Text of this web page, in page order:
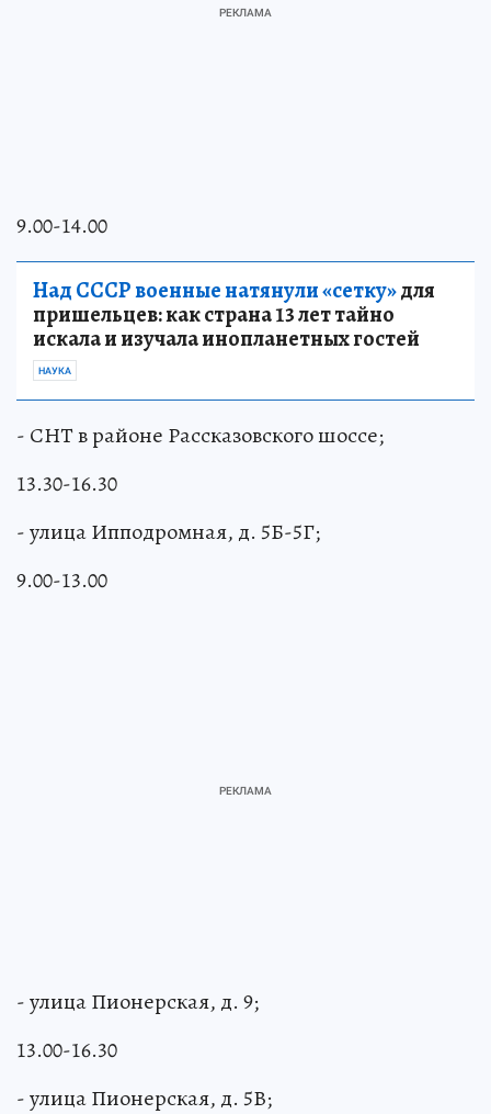
9.00-14.00
Над СССР военные натянули «сетку»для
пришельцев: как страна 13 лет тайно
искала и изучала инопланетных гостей
НАУКА
- СНТ в районе Рассказовского шоссе;
13.30-16.30
- улица Ипподромная, д. 5Б-5Г;
9.00-13.00
- улица Пионерская, д. 9;
13.00-16.30
- улица Пионерская, д. 5В;